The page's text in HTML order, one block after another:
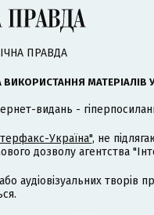
ПРАВДА
ВИКОРИСТАННЯ МАТЕРІАЛІВ
видань -
Україна", не
дозволу агентства
аудіовізуальних творів